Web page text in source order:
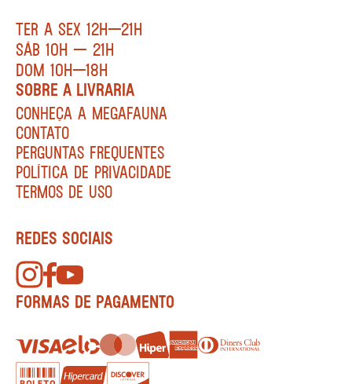
TER A SEX 12H—21H
SÁB 10H — 21H
DOM 10H—18H
SOBRE A LIVRARIA
CONHEÇA A MEGAFAUNA
CONTATO
PERGUNTAS FREQUENTES
POLÍTICA DE PRIVACIDADE
TERMOS DE USO
REDES SOCIAIS
FORMAS DE PAGAMENTO